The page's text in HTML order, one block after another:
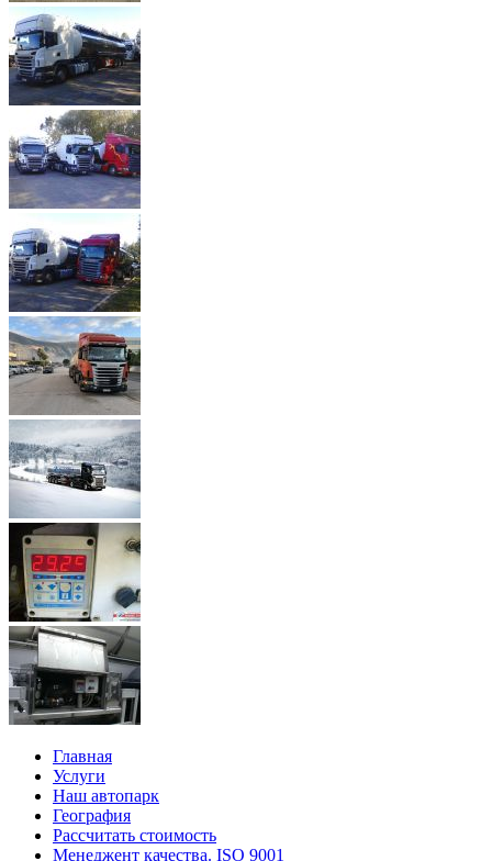
Главная
Услуги
Наш автопарк
География
Рассчитать стоимость
Менеджент качества. ISO 9001